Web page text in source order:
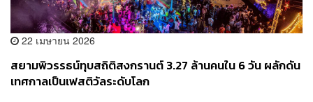
22 เมษายน 2026
สยามพิวรรธน์ทุบสถิติสงกรานต์ 3.27 ล้านคนใน 6 วัน ผลักดัน
เทศกาลเป็นเฟสติวัลระดับโลก